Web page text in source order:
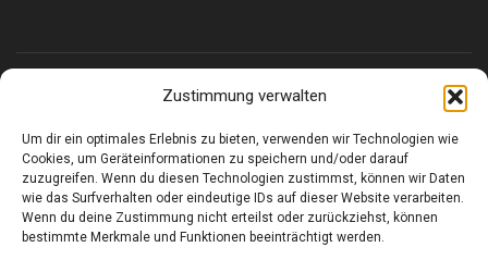
Zustimmung verwalten
Um dir ein optimales Erlebnis zu bieten, verwenden wir Technologien wie
Cookies, um Geräteinformationen zu speichern und/oder darauf
zuzugreifen. Wenn du diesen Technologien zustimmst, können wir Daten
wie das Surfverhalten oder eindeutige IDs auf dieser Website verarbeiten.
Wenn du deine Zustimmung nicht erteilst oder zurückziehst, können
bestimmte Merkmale und Funktionen beeinträchtigt werden.
Corneliusstr. 19, München, 80469, Germany
Telefon: +49 (0)89 552 985 72
Öffnungszeiten: Di. - FR. 11.00 –19.30 UHR · SA. 11.00 –18.00
UHR
Copyright © 2025 - art:ig Galerie
Impressum
Datenschutz AGB
Hilfe & Kontakt